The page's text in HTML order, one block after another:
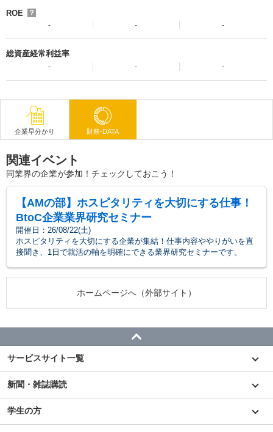
ROE
？
-
- -
総資産経常利益率
- - -
企業早分かり 財務-DATA
関連イベント
同業界の企業が参加！チェックしておこう！
【AMの部】ホスピタリティを大切にする仕事！
BtoC企業業界研究セミナー
開催日：26/08/22(土)
ホスピタリティを大切にする企業が集結！仕事内容ややりがいを直
接聞き、1日で就活の軸を明確にできる業界研究セミナーです。
ホームページへ（外部サイト）
サービスサイト一覧
新聞・雑誌購読
学生の方